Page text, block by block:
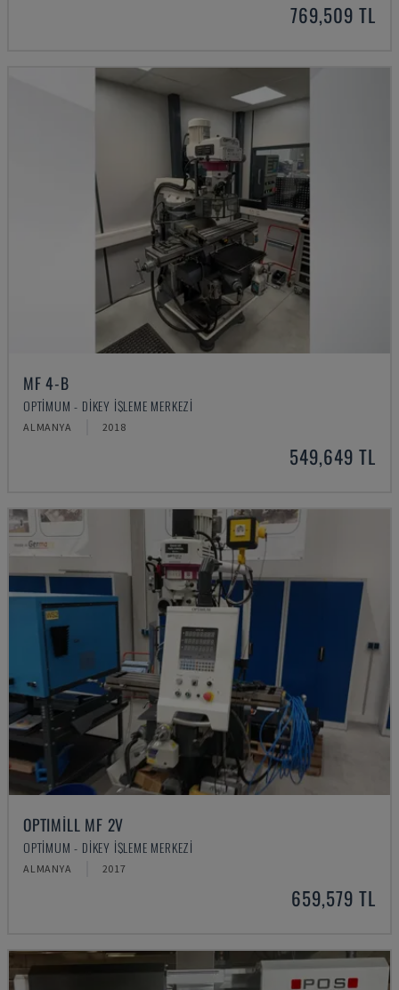
769,509 TL
MF 4-B
OPTIMUM - DIKEY İŞLEME MERKEZI
ALMANYA 2018
549,649 TL
OPTIMILL MF 2V
OPTIMUM - DIKEY İŞLEME MERKEZI
ALMANYA 2017
659,579 TL